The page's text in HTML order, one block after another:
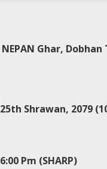
NEPAN Ghar,
25th Shrawan, 2079
6:00 Pm (SHARP)